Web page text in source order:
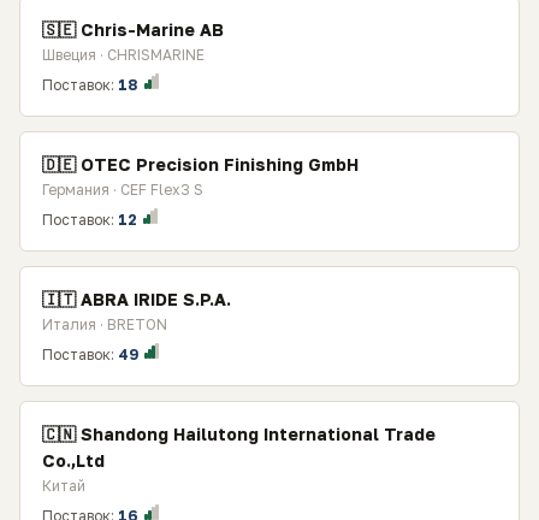
🇸🇪 Chris-Marine AB
Швеция · CHRISMARINE
Поставок: 18
🇩🇪 OTEC Precision Finishing GmbH
Германия · CEF Flex3 S
Поставок: 12
🇮🇹 ABRA IRIDE S.P.A.
Италия · BRETON
Поставок: 49
🇨🇳 Shandong Hailutong International Trade
Co.,Ltd
Китай
Поставок: 16